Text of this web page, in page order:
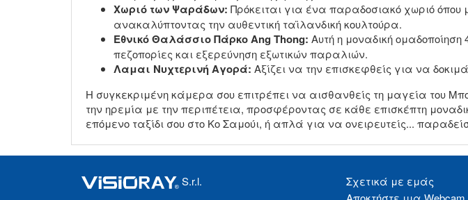
Χωριό των Ψαράδων: Πρόκειται για ένα παραδοσιακό χωριό όπου
ανακαλύπτοντας την αυθεντική ταϊλανδική κουλτούρα.
Εθνικό Θαλάσσιο Πάρκο Ang Thong: Αυτή η μοναδική
πεζοπορίες και εξερεύνηση εξωτικών παραλιών.
Λαμαι Νυχτερινή Αγορά: Αξίζει να την επισκεφθείς για να
Η συγκεκριμένη κάμερα σου επιτρέπει να αισθανθείς τη μαγεία του
την ηρεμία με την περιπέτεια, προσφέροντας σε κάθε επισκέπτη
επόμενο ταξίδι σου στο Κο Σαμούι, ή απλά για να ονειρευτείς...
S.r.l.
Σχετικά με εμάς